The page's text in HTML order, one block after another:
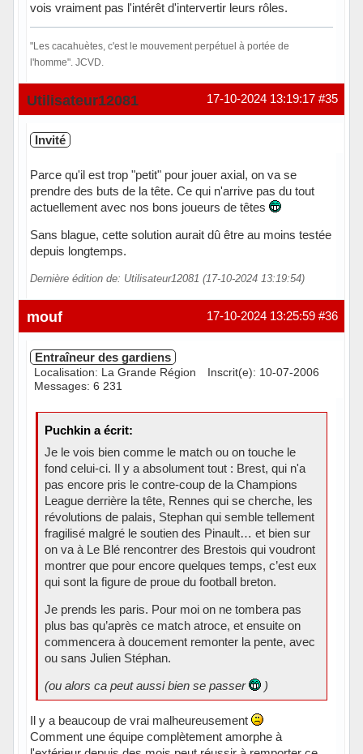
vois vraiment pas l'intérêt d'intervertir leurs rôles.
"Les cacahuètes, c'est le mouvement perpétuel à portée de
l'homme". JCVD.
Hors ligne #35
17-10-2024 13:19:17
Utilisateur12081
Invité
Parce qu'il est trop "petit" pour jouer axial, on va se
prendre des buts de la tête. Ce qui n'arrive pas du tout
actuellement avec nos bons joueurs de têtes
Sans blague, cette solution aurait dû être au moins testée
depuis longtemps.
Dernière édition de: Utilisateur12081 (17-10-2024 13:19:54)
#36
17-10-2024 13:25:59
mouf
Entraîneur des gardiens
Localisation: La Grande Région
Inscrit(e): 10-07-2006
Messages: 6 231
Puchkin a écrit:
Je le vois bien comme le match ou on touche le
fond celui-ci. Il y a absolument tout : Brest, qui n'a
pas encore pris le contre-coup de la Champions
League derrière la tête, Rennes qui se cherche, les
révolutions de palais, Stephan qui semble tellement
fragilisé malgré le soutien des Pinault… et bien sur
on va à Le Blé rencontrer des Brestois qui voudront
montrer que pour encore quelques temps, c’est eux
qui sont la figure de proue du football breton.
Je prends les paris. Pour moi on ne tombera pas
plus bas qu’après ce match atroce, et ensuite on
commencera à doucement remonter la pente, avec
ou sans Julien Stéphan.
(ou alors ca peut aussi bien se passer
)
Il y a beaucoup de vrai malheureusement
Comment une équipe complètement amorphe à